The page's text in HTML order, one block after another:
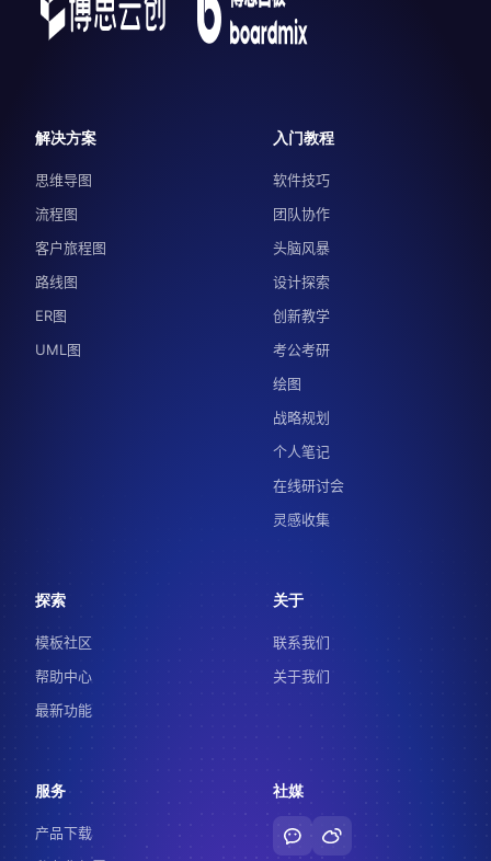
解决方案
思维导图
流程图
客户旅程图
路线图
ER图
UML图
入门教程
软件技巧
团队协作
头脑风暴
设计探索
创新教学
考公考研
绘图
战略规划
个人笔记
在线研讨会
灵感收集
探索
模板社区
帮助中心
最新功能
关于
联系我们
关于我们
服务
产品下载
社媒